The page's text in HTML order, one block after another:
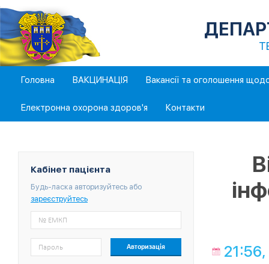
Головна ВАКЦИНАЦІЯ Вакансії та оголошення
Електронна охорона здоров'я Контакти
Кабінет пацієнта
Будь-ласка авторизуйтесь або
зареєструйтесь